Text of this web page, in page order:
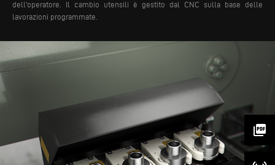
picture_as_pdf
dell'operatore. Il cambio utensili è gestito dal CNC sulla base delle
lavorazioni programmate.